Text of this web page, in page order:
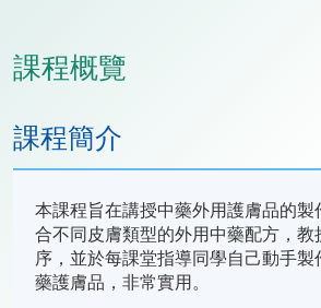
課程概覽
課程簡介
本課程旨在講授中藥外用護膚品的製
合不同皮膚類型的外用中藥配方，教
序，並於每課堂指導同學自己動手製
藥護膚品，非常實用。